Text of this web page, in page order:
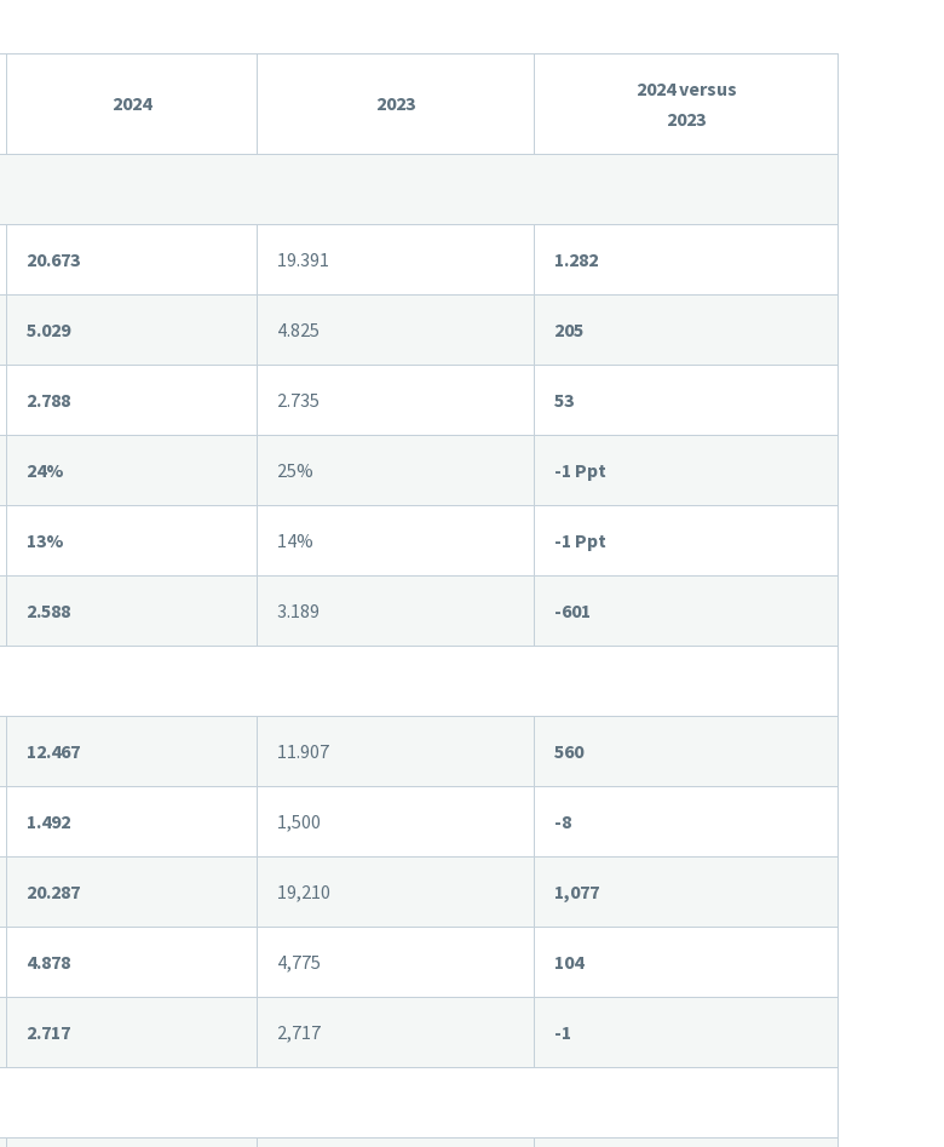
2024 2023
2024 versus
2023
20.673 19.391 1.282
5.029 4.825 205
2.788 2.735 53
24% 25% -1 Ppt
13% 14% -1 Ppt
2.588 3.189 -601
12.467 11.907 560
1.492 1,500 -8
20.287 19,210 1,077
4.878 4,775 104
2.717 2,717 -1